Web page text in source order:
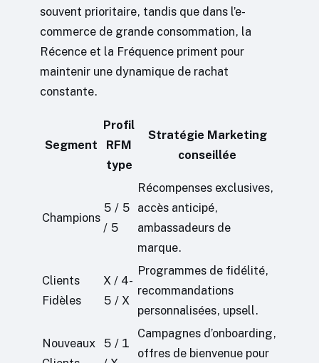
souvent prioritaire, tandis que dans l’e-
commerce de grande consommation, la
Récence et la Fréquence priment pour
maintenir une dynamique de rachat
constante.
Segment
Profil
RFM
type
Stratégie Marketing
conseillée
Champions
5 / 5
/ 5
Récompenses exclusives,
accès anticipé,
ambassadeurs de
marque.
Clients
Fidèles
X / 4-
5 / X
Programmes de fidélité,
recommandations
personnalisées, upsell.
Nouveaux
5 / 1
Campagnes d’onboarding,
offres de bienvenue pour